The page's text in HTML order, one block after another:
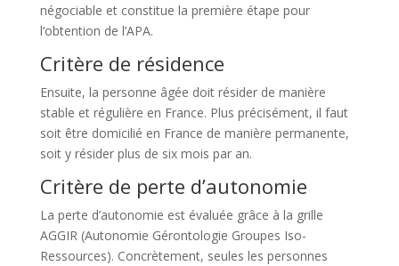
négociable et constitue la première étape pour
l’obtention de l’APA.
Critère de résidence
Ensuite, la personne âgée doit résider de manière
stable et régulière en France. Plus précisément, il faut
soit être domicilié en France de manière permanente,
soit y résider plus de six mois par an.
Critère de perte d’autonomie
La perte d’autonomie est évaluée grâce à la grille
AGGIR (Autonomie Gérontologie Groupes Iso-
Ressources). Concrètement, seules les personnes